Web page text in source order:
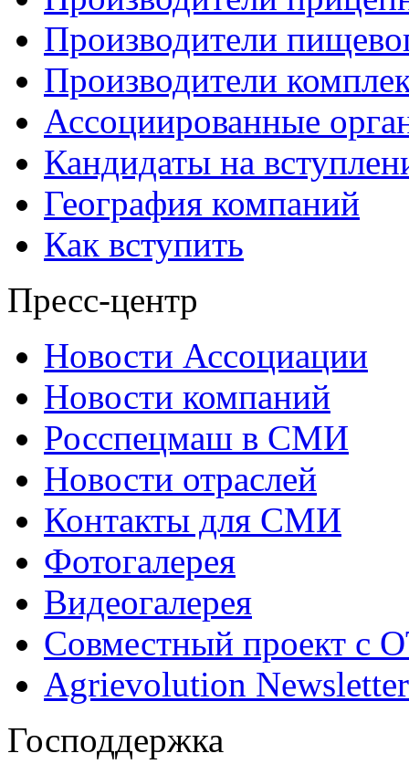
Производители
Производители
Ассоциированные
Кандидаты на
География компаний
Как вступить
Пресс-центр
Новости Ассоциации
Новости компаний
Росспецмаш в СМИ
Новости отраслей
Контакты для СМИ
Фотогалерея
Видеогалерея
Совместный проект с
Agrievolution Newsletter
Господдержка